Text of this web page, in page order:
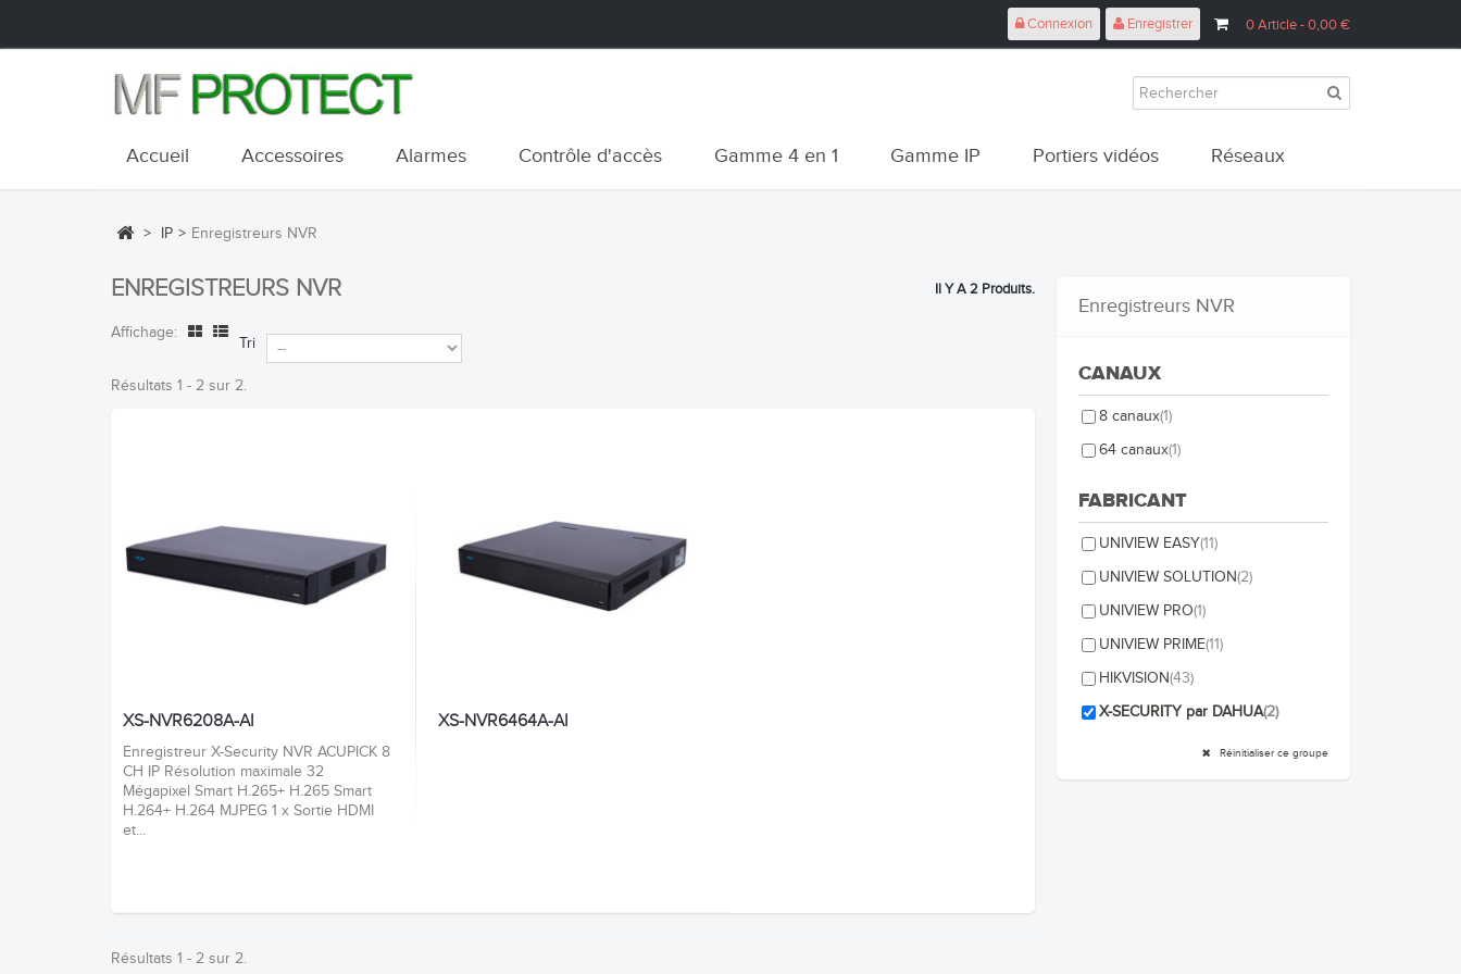
0Article- 0,00 €
Connexion Enregistrer
Accueil Accessoires Alarmes Contrôle d'accès Gamme 4 en 1 Gamme IP Portiers vidéos Réseaux
> IP > Enregistreurs NVR
ENREGISTREURS NVR Il Y A 2 Produits.
Affichage:
Tri
Résultats 1 - 2 sur 2.
XS-NVR6208A-AI
Enregistreur X-Security NVR ACUPICK 8
CH IP Résolution maximale 32
Mégapixel Smart H.265+ H.265 Smart
H.264+ H.264 MJPEG 1 x Sortie HDMI
et...
XS-NVR6464A-AI
Résultats 1 - 2 sur 2.
Enregistreurs NVR
CANAUX
8 canaux(1)
64 canaux(1)
FABRICANT
UNIVIEW EASY(11)
UNIVIEW SOLUTION(2)
UNIVIEW PRO(1)
UNIVIEW PRIME(11)
HIKVISION(43)
X-SECURITY par DAHUA(2)
Réinitialiser ce groupe